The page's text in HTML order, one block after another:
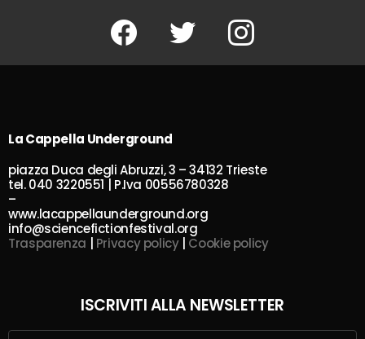
Facebook Twitter Instagram
La Cappella Underground
piazza Duca degli Abruzzi, 3 – 34132 Trieste
tel. 040 3220551 | P.Iva 00556780328
–
www.lacappellaunderground.org
info@sciencefictionfestival.org
Trasparenza
Privacy policy| Cookie policy
ISCRIVITI ALLA NEWSLETTER